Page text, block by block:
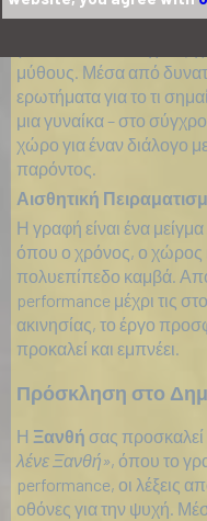
ταξίδι της δημιουργού,
μύθους. Μέσα από
ερωτήματα για το τι
μια γυναίκα – στο
χώρο για έναν διάλογο
παρόντος.
Αισθητική
Η γραφή είναι ένα
όπου ο χρόνος, ο χώρος
πολυεπίπεδο καμβά.
performance μέχρι τις
ακινησίας, το έργο
προκαλεί και εμπνέει.
Πρόσκληση στο
Η Ξανθή σας προσκαλεί
λένε Ξανθή», όπου το
performance, οι λέξεις
οθόνες για την ψυχή.